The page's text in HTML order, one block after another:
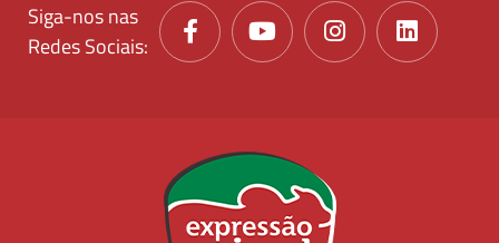
Siga-nos nas
Redes Sociais: